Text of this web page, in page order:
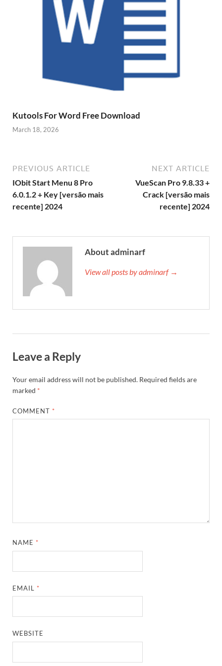
Kutools For Word Free Download
March 18, 2026
PREVIOUS ARTICLE
IObit Start Menu 8 Pro
6.0.1.2 + Key [versão mais
recente] 2024
NEXT ARTICLE
VueScan Pro 9.8.33 +
Crack [versão mais
recente] 2024
About adminarf
View all posts by adminarf →
Leave a Reply
Your email address will not be published. Required fields are
marked *
COMMENT *
NAME *
EMAIL *
WEBSITE